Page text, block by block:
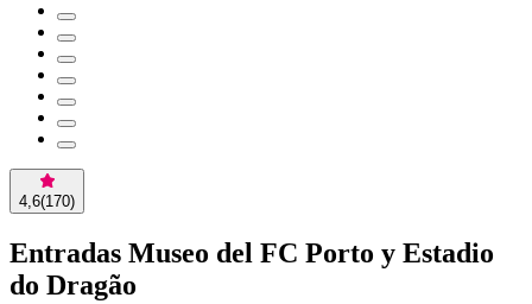
4,6(170)
Entradas Museo del FC Porto y Estadio
do Dragão